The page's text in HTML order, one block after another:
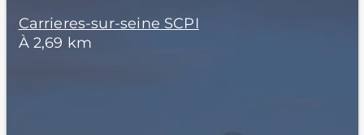
Carrieres-sur-seine SCPI
À 2,69 km